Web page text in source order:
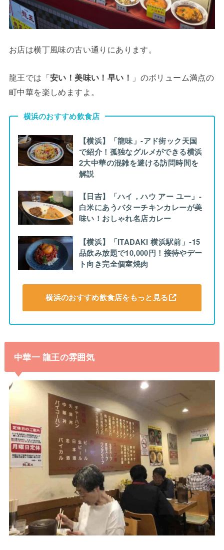
お店は横丁風味の古い通りにあります。
龍王では「安い！美味い！早い！ 」のボリューム満点の
町中華を楽しめますよ。
横浜のおすすめ飲食店
【横浜】「龍味」-アド街ック天国
で紹介！孤独なグルメができる横浜
2大中華の混雑を避ける訪問時間を
解説
【日吉】「ハイ，ハウ アー ユー」-
白米にあうバターチキンカレーが美
味い！おしゃれ名店カレー
【横浜】「ITADAKI 横浜駅前」-15
品飲み放題で10,000円！接待やデー
ト向き完全個室焼肉
横浜のおすすめ飲食店をもっと見る
中華一 龍王の雰囲気